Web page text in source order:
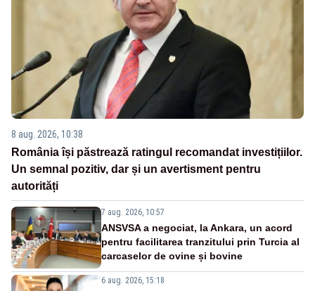
8 aug. 2026, 10:38
România își păstrează ratingul recomandat investițiilor.
Un semnal pozitiv, dar și un avertisment pentru
autorități
7 aug. 2026, 10:57
ANSVSA a negociat, la Ankara, un acord
pentru facilitarea tranzitului prin Turcia al
carcaselor de ovine și bovine
6 aug. 2026, 15:18